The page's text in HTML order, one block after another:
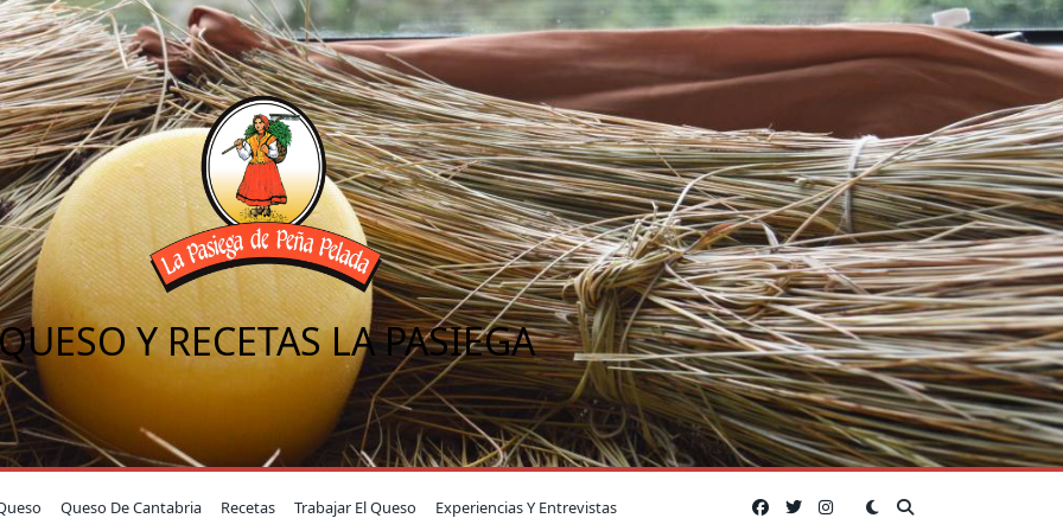
Y RECETAS LA PASIEGA
Queso De Cantabria Recetas Trabajar El Queso Experiencias Y Entrevistas